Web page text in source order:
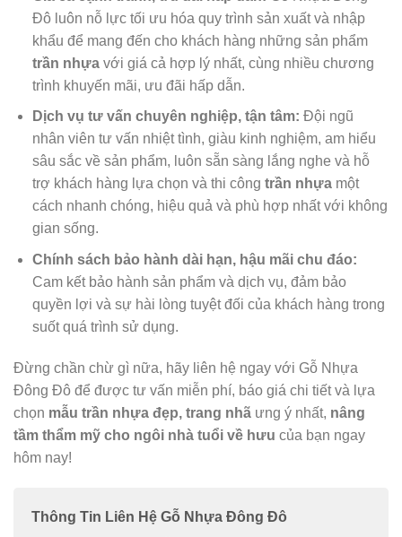
Đô luôn nỗ lực tối ưu hóa quy trình sản xuất và nhập
khẩu để mang đến cho khách hàng những sản phẩm
trần nhựavới giá cả hợp lý nhất, cùng nhiều chương
trình khuyến mãi, ưu đãi hấp dẫn.
Dịch vụ tư vấn chuyên nghiệp, tận tâm: Đội ngũ
nhân viên tư vấn nhiệt tình, giàu kinh nghiệm, am hiểu
sâu sắc về sản phẩm, luôn sẵn sàng lắng nghe và hỗ
trợ khách hàng lựa chọn và thi công trần nhựamột
cách nhanh chóng, hiệu quả và phù hợp nhất với không
gian sống.
Chính sách bảo hành dài hạn, hậu mãi chu đáo:
Cam kết bảo hành sản phẩm và dịch vụ, đảm bảo
quyền lợi và sự hài lòng tuyệt đối của khách hàng trong
suốt quá trình sử dụng.
Đừng chần chừ gì nữa, hãy liên hệ ngay với Gỗ Nhựa
Đông Đô để được tư vấn miễn phí, báo giá chi tiết và lựa
chọn mẫu trần nhựa đẹp, trang nhã ưng ý nhất, nâng
tầm thẩm mỹ cho ngôi nhà tuổi về hưu của bạn ngay
hôm nay!
Thông Tin Liên Hệ Gỗ Nhựa Đông Đô